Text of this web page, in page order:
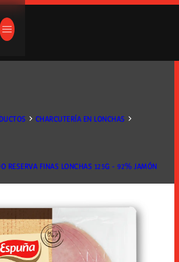
VIDA ES PAN CON JAMÓN
INTERNACIONAL
BUSCANDO?
IDIOMA
ABRIR/CERRAR MENÚ
CHARCUTERÍA EN LONCHAS
RESERVA FINAS LONCHAS 125G - 92% JAMÓN